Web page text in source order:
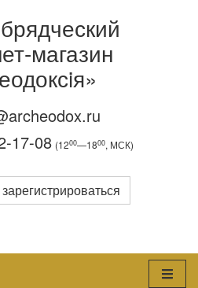
магазин
17-08 (1200—1800, МСК)